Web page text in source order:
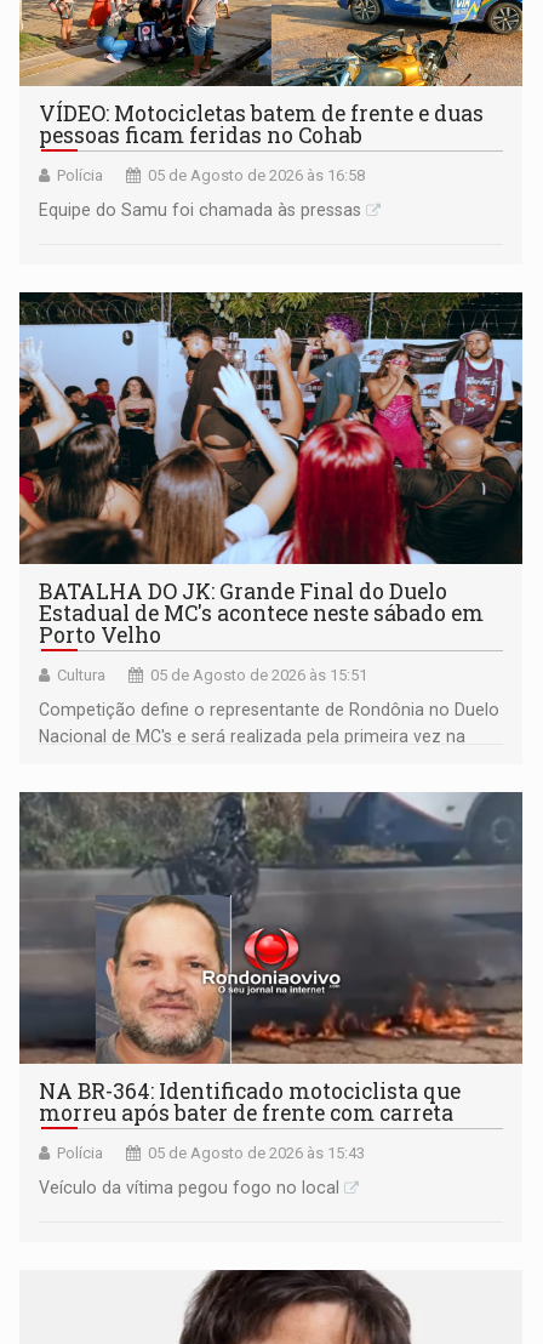
VÍDEO: Motocicletas batem de frente e duas
pessoas ficam feridas no Cohab
Polícia 05 de Agosto de 2026 às 16:58
Equipe do Samu foi chamada às pressas
BATALHA DO JK: Grande Final do Duelo
Estadual de MC's acontece neste sábado em
Porto Velho
Cultura 05 de Agosto de 2026 às 15:51
Competição define o representante de Rondônia no Duelo
Nacional de MC's e será realizada pela primeira vez na
NA BR-364: Identificado motociclista que
morreu após bater de frente com carreta
Polícia 05 de Agosto de 2026 às 15:43
Veículo da vítima pegou fogo no local